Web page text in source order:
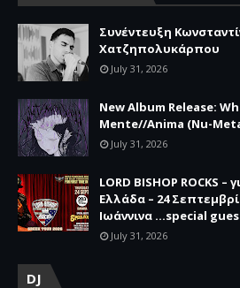
Συνέντευξη
Χατζηπολυκάρπου
July 31, 2026
New Album Release:
Mente//Anima (Nu-
July 31, 2026
LORD BISHOP ROCKS
Ελλάδα – 24
Ιωάννινα …special
July 31, 2026
DJ